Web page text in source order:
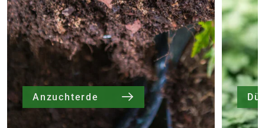
Anzuchterde